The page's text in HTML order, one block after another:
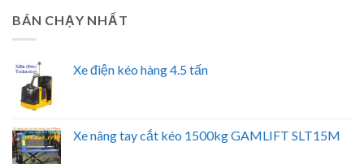
BÁN CHẠY NHẤT
Xe điện kéo hàng 4.5 tấn
Xe nâng tay cắt kéo 1500kg GAMLIFT SLT15M